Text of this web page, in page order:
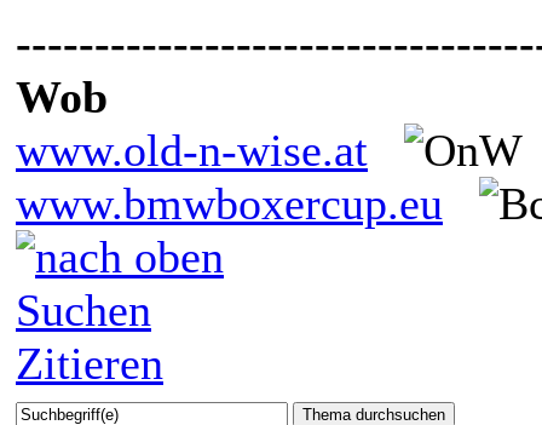
Wob
www.old-n-wise.at
www.bmwboxercup.eu
Suchen
Zitieren